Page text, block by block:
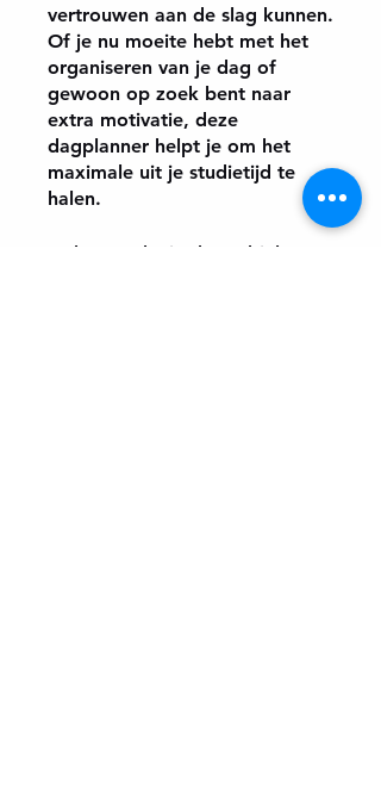
vertrouwen aan de slag kunnen.
Of je nu moeite hebt met het
organiseren van je dag of
gewoon op zoek bent naar
extra motivatie, deze
dagplanner helpt je om het
maximale uit je studietijd te
halen.
Je kunt ook via de mobiele app